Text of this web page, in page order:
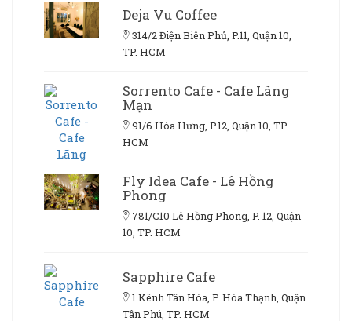
Deja Vu Coffee
314/2 Điện Biên Phủ, P.11, Quận 10,
TP. HCM
Sorrento Cafe - Cafe Lãng
Mạn
91/6 Hòa Hưng, P.12, Quận 10, TP.
HCM
Fly Idea Cafe - Lê Hồng
Phong
781/C10 Lê Hồng Phong, P. 12, Quận
10, TP. HCM
Sapphire Cafe
1 Kênh Tân Hóa, P. Hòa Thạnh, Quận
Tân Phú, TP. HCM